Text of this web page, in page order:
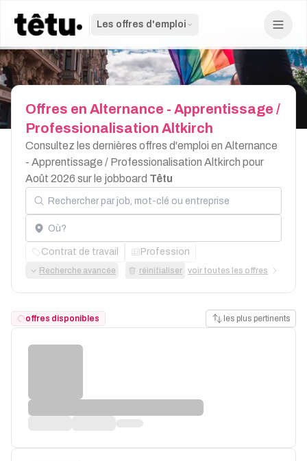
Les offres d'emploi
Offres en Alternance - Apprentissage /
Professionalisation Altkirch
Consultez les dernières offres d'emploi en Alternance
- Apprentissage / Professionalisation Altkirch pour
Août 2026 sur le jobboard Têtu
Rechercher par job, mot-clé ou entreprise
Localisation
Contrat de travail Profession
Recherche avancée réinitialiser voir toutes les offres
offres disponibles les plus pertinents